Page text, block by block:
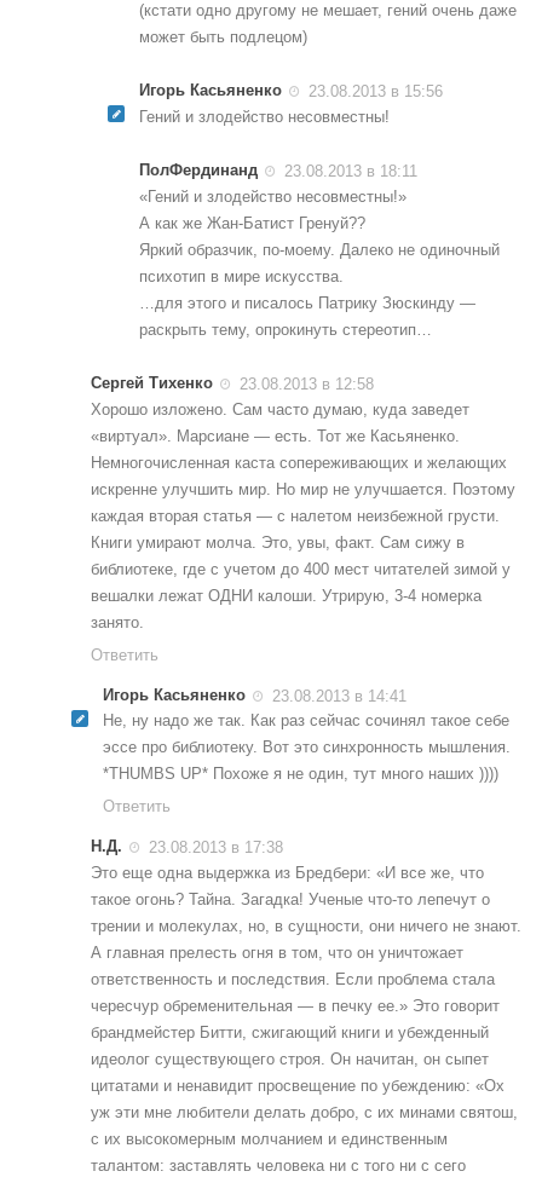
(кстати одно другому не мешает, гений очень даже
может быть подлецом)
Игорь Касьяненко
23.08.2013 в 15:56
Гений и злодейство несовместны!
ПолФердинанд
23.08.2013 в 18:11
«Гений и злодейство несовместны!»
А как же Жан-Батист Гренуй??
Яркий образчик, по-моему. Далеко не одиночный
психотип в мире искусства.
…для этого и писалось Патрику Зюскинду —
раскрыть тему, опрокинуть стереотип…
Сергей Тихенко
23.08.2013 в 12:58
Хорошо изложено. Сам часто думаю, куда заведет
«виртуал». Марсиане — есть. Тот же Касьяненко.
Немногочисленная каста сопереживающих и желающих
искренне улучшить мир. Но мир не улучшается. Поэтому
каждая вторая статья — с налетом неизбежной грусти.
Книги умирают молча. Это, увы, факт. Сам сижу в
библиотеке, где с учетом до 400 мест читателей зимой у
вешалки лежат ОДНИ калоши. Утрирую, 3-4 номерка
занято.
Ответить
Игорь Касьяненко
23.08.2013 в 14:41
Не, ну надо же так. Как раз сейчас сочинял такое себе
эссе про библиотеку. Вот это синхронность мышления.
*THUMBS UP* Похоже я не один, тут много наших ))))
Ответить
Н.Д.
23.08.2013 в 17:38
Это еще одна выдержка из Бредбери: «И все же, что
такое огонь? Тайна. Загадка! Ученые что-то лепечут о
трении и молекулах, но, в сущности, они ничего не знают.
А главная прелесть огня в том, что он уничтожает
ответственность и последствия. Если проблема стала
чересчур обременительная — в печку ее.» Это говорит
брандмейстер Битти, сжигающий книги и убежденный
идеолог существующего строя. Он начитан, он сыпет
цитатами и ненавидит просвещение по убеждению: «Ох
уж эти мне любители делать добро, с их минами святош,
с их высокомерным молчанием и единственным
талантом: заставлять человека ни с того ни с сего